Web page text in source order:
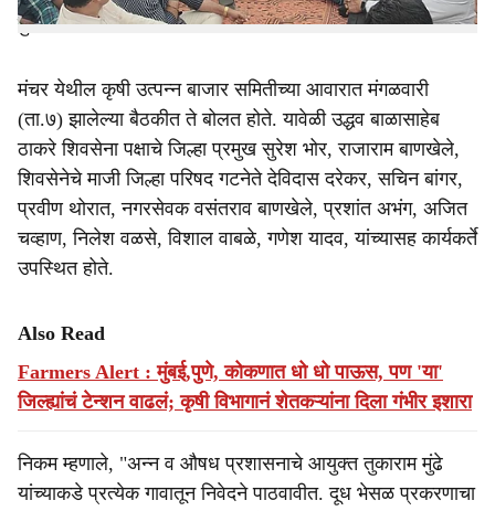
पुणे जिल्हाध्यक्ष देवदत्त निकम यांनी केली.
मंचर येथील कृषी उत्पन्न बाजार समितीच्या आवारात मंगळवारी
(ता.७) झालेल्या बैठकीत ते बोलत होते. यावेळी उद्धव बाळासाहेब
ठाकरे शिवसेना पक्षाचे जिल्हा प्रमुख सुरेश भोर, राजाराम बाणखेले,
शिवसेनेचे माजी जिल्हा परिषद गटनेते देविदास दरेकर, सचिन बांगर,
प्रवीण थोरात, नगरसेवक वसंतराव बाणखेले, प्रशांत अभंग, अजित
चव्हाण, निलेश वळसे, विशाल वाबळे, गणेश यादव, यांच्यासह कार्यकर्ते
उपस्थित होते.
Also Read
Farmers Alert : मुंबई,पुणे, कोकणात धो धो पाऊस, पण 'या'
जिल्ह्यांचं टेन्शन वाढलं; कृषी विभागानं शेतकऱ्यांना दिला गंभीर इशारा
निकम म्हणाले, "अन्न व औषध प्रशासनाचे आयुक्त तुकाराम मुंढे
यांच्याकडे प्रत्येक गावातून निवेदने पाठवावीत. दूध भेसळ प्रकरणाचा